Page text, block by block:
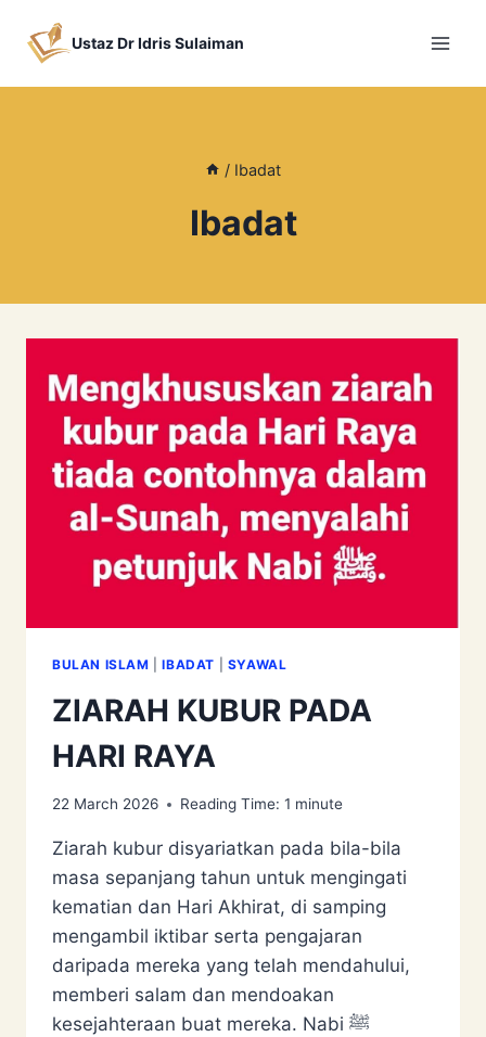
Ustaz Dr Idris Sulaiman
/ Ibadat
Ibadat
BULAN ISLAM |IBADAT SYAWAL
ZIARAH KUBUR PADA
HARI RAYA
22 March 2026 Reading Time: 1 minute
Ziarah kubur disyariatkan pada bila-bila
masa sepanjang tahun untuk mengingati
kematian dan Hari Akhirat, di samping
mengambil iktibar serta pengajaran
daripada mereka yang telah mendahului,
memberi salam dan mendoakan
kesejahteraan buat mereka. Nabi ﷺ